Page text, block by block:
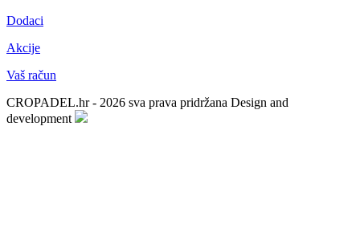
Dodaci
Akcije
Vaš račun
CROPADEL.hr - 2026 sva prava pridržana Design and
development